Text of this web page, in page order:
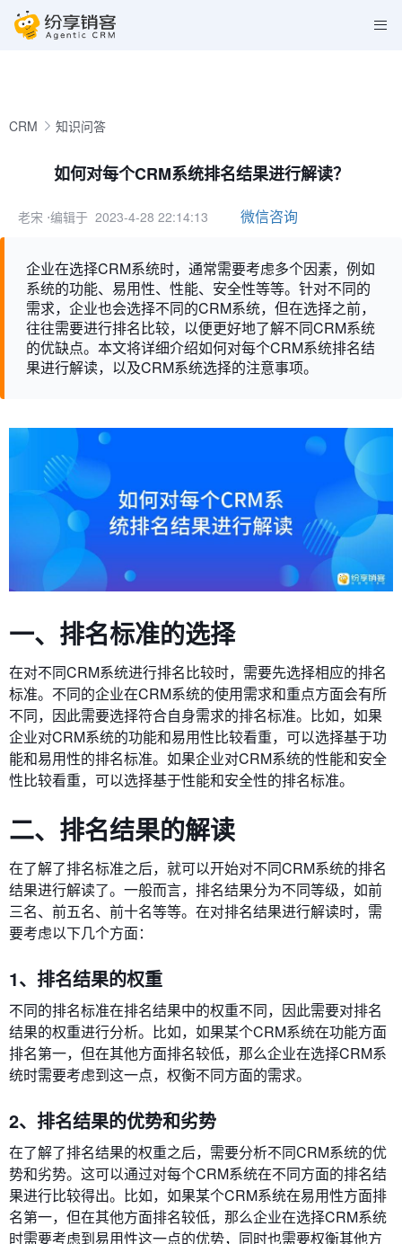
CRM 知识问答
如何对每个CRM系统排名结果进行解读？
老宋 ⋅编辑于 2023-4-28 22:14:13 微信咨询
企业在选择CRM系统时，通常需要考虑多个因素，例如
系统的功能、易用性、性能、安全性等等。针对不同的
需求，企业也会选择不同的CRM系统，但在选择之前，
往往需要进行排名比较，以便更好地了解不同CRM系统
的优缺点。本文将详细介绍如何对每个CRM系统排名结
果进行解读，以及CRM系统选择的注意事项。
一、排名标准的选择
在对不同CRM系统进行排名比较时，需要先选择相应的排名
标准。不同的企业在CRM系统的使用需求和重点方面会有所
不同，因此需要选择符合自身需求的排名标准。比如，如果
企业对CRM系统的功能和易用性比较看重，可以选择基于功
能和易用性的排名标准。如果企业对CRM系统的性能和安全
性比较看重，可以选择基于性能和安全性的排名标准。
二、排名结果的解读
在了解了排名标准之后，就可以开始对不同CRM系统的排名
结果进行解读了。一般而言，排名结果分为不同等级，如前
三名、前五名、前十名等等。在对排名结果进行解读时，需
要考虑以下几个方面：
1、排名结果的权重
不同的排名标准在排名结果中的权重不同，因此需要对排名
结果的权重进行分析。比如，如果某个CRM系统在功能方面
排名第一，但在其他方面排名较低，那么企业在选择CRM系
统时需要考虑到这一点，权衡不同方面的需求。
2、排名结果的优势和劣势
在了解了排名结果的权重之后，需要分析不同CRM系统的优
势和劣势。这可以通过对每个CRM系统在不同方面的排名结
果进行比较得出。比如，如果某个CRM系统在易用性方面排
名第一，但在其他方面排名较低，那么企业在选择CRM系统
时需要考虑到易用性这一点的优势，同时也需要权衡其他方